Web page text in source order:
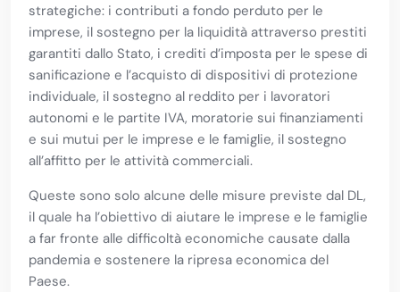
strategiche: i contributi a fondo perduto per le
imprese, il sostegno per la liquidità attraverso prestiti
garantiti dallo Stato, i crediti d’imposta per le spese di
sanificazione e l’acquisto di dispositivi di protezione
individuale, il sostegno al reddito per i lavoratori
autonomi e le partite IVA, moratorie sui finanziamenti
e sui mutui per le imprese e le famiglie, il sostegno
all’affitto per le attività commerciali.
Queste sono solo alcune delle misure previste dal DL,
il quale ha l’obiettivo di aiutare le imprese e le famiglie
a far fronte alle difficoltà economiche causate dalla
pandemia e sostenere la ripresa economica del
Paese.